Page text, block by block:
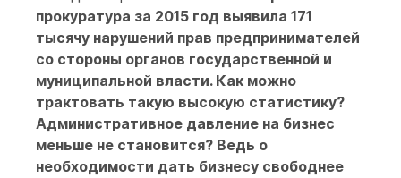
прокуратура за 2015 год выявила 171
тысячу нарушений прав предпринимателей
со стороны органов государственной и
муниципальной власти. Как можно
трактовать такую высокую статистику?
Административное давление на бизнес
меньше не становится? Ведь о
необходимости дать бизнесу свободнее